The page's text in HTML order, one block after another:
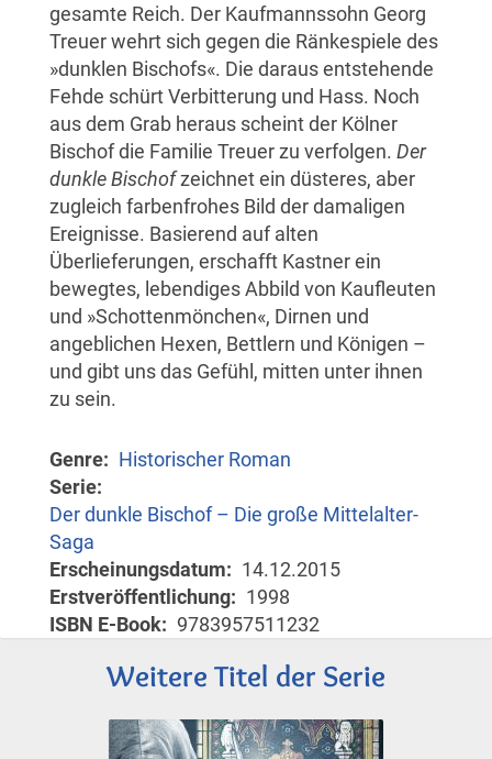
gesamte Reich. Der Kaufmannssohn Georg
Treuer wehrt sich gegen die Ränkespiele des
»dunklen Bischofs«. Die daraus entstehende
Fehde schürt Verbitterung und Hass. Noch
aus dem Grab heraus scheint der Kölner
Bischof die Familie Treuer zu verfolgen. Der
dunkle Bischofzeichnet ein düsteres, aber
zugleich farbenfrohes Bild der damaligen
Ereignisse. Basierend auf alten
Überlieferungen, erschafft Kastner ein
bewegtes, lebendiges Abbild von Kaufleuten
und »Schottenmönchen«, Dirnen und
angeblichen Hexen, Bettlern und Königen –
und gibt uns das Gefühl, mitten unter ihnen
zu sein.
Genre
Historischer Roman
Serie
Der dunkle Bischof – Die große Mittelalter-
Saga
Erscheinungsdatum
14.12.2015
Erstveröffentlichung
1998
ISBN E-Book
9783957511232
Weitere Titel der Serie